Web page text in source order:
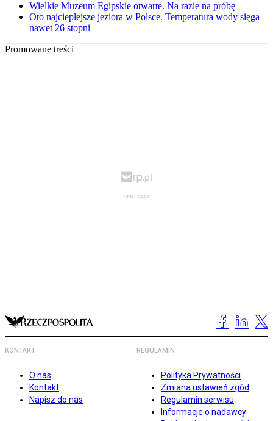
Wielkie Muzeum Egipskie otwarte. Na razie na próbę
Oto najcieplejsze jeziora w Polsce. Temperatura wody sięga
nawet 26 stopni
Promowane treści
KONTAKT
O nas
Kontakt
Napisz do nas
REGULAMIN
Polityka Prywatności
Zmiana ustawień zgód
Regulamin serwisu
Informacje o nadawcy